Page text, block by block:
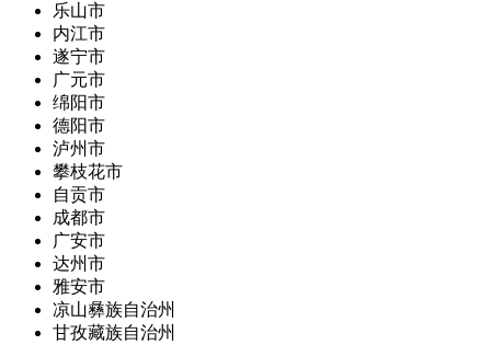
乐山市
内江市
遂宁市
广元市
绵阳市
德阳市
泸州市
攀枝花市
自贡市
成都市
广安市
达州市
雅安市
凉山彝族自治州
甘孜藏族自治州